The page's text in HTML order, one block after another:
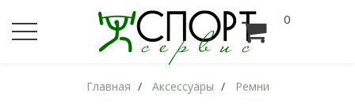
0
Главная Аксессуары Ремни